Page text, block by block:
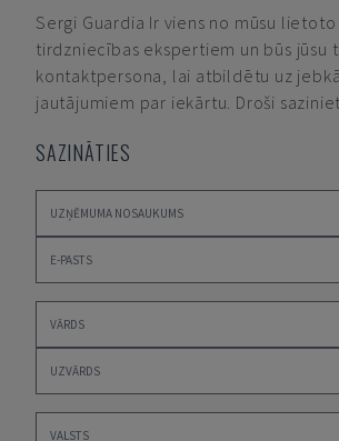
Sergi Guardia Ir viens no mūsu
tirdzniecības ekspertiem un būs jūsu
kontaktpersona, lai atbildētu uz
jautājumiem par iekārtu. Droši
SAZINĀTIES